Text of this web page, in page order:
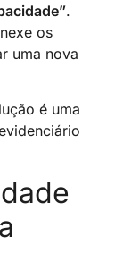
.
os
uma nova
é uma